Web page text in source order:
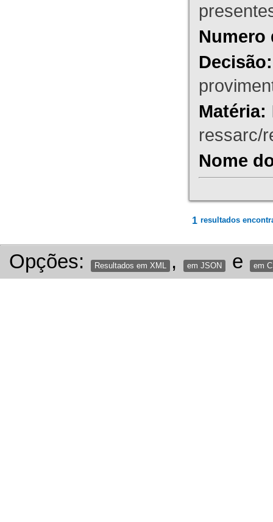
Numero
Decisão:
Matéria:
ressarc/
Nome
1 resultados
Opções: Resultados em XML , em JSON e em